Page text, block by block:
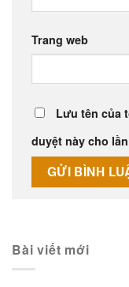
Trang web
Lưu tên của
duyệt này cho
Bài viết mới